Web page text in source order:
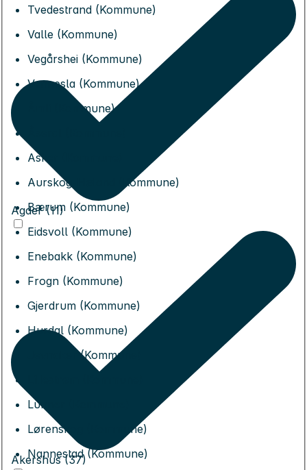
Tvedestrand (Kommune)
Valle (Kommune)
Vegårshei (Kommune)
Vennesla (Kommune)
Åmli (Kommune)
Asker (Kommune)
Aurskog-Høland (Kommune)
Bærum (Kommune)
Eidsvoll (Kommune)
Enebakk (Kommune)
Frogn (Kommune)
Gjerdrum (Kommune)
Hurdal (Kommune)
Jevnaker (Kommune)
Lunner (Kommune)
Lørenskog (Kommune)
Nannestad (Kommune)
Agder (11)
Akershus (37)